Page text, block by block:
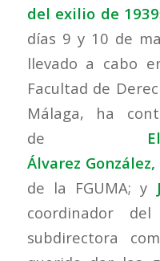
del exilio de
días 9 y 10 de
llevado a cabo
Facultad de
Málaga, ha
de
Álvarez González,
de la FGUMA; y
coordinador
subdirectora